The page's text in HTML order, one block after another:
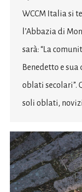
WCCM Italia si
l’Abbazia di
sarà: “La
Benedetto e
oblati secolari”.
soli oblati,